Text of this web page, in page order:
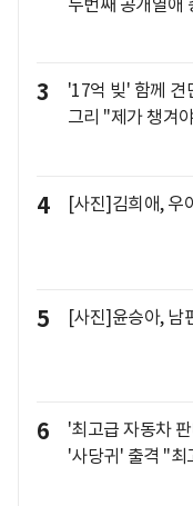
3
'17억 빚' 함께 견
그리 "제가 챙겨
4 [사진]김희애, 우
5 [사진]윤승아, 남
6
'최고급 자동차
'사당귀' 출격 "최